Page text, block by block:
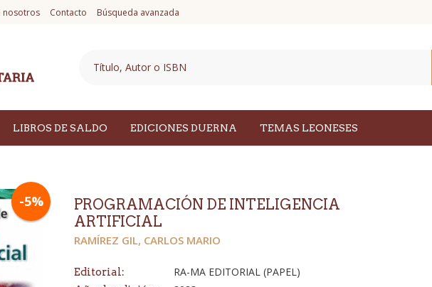
nosotros Contacto Búsqueda avanzada
LIBROS DE SALDO EDICIONES DUERNA TEMAS LEONESES
-5%
PROGRAMACIÓN DE INTELIGENCIA
ARTIFICIAL
RAMÍREZ GIL, CARLOS MARIO
Editorial: RA-MA EDITORIAL (PAPEL)